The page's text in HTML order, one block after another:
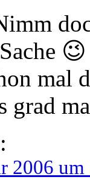
mal
grad
:
2006